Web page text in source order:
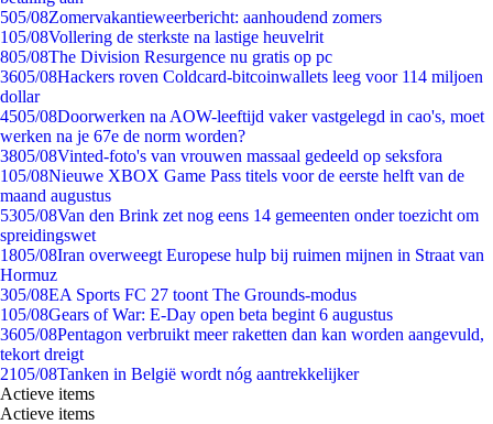
505/08Zomervakantieweerbericht: aanhoudend zomers
105/08Vollering de sterkste na lastige heuvelrit
805/08The Division Resurgence nu gratis op pc
3605/08Hackers roven Coldcard-bitcoinwallets leeg voor 114 miljoen
dollar
4505/08Doorwerken na AOW-leeftijd vaker vastgelegd in cao's, moet
werken na je 67e de norm worden?
3805/08Vinted-foto's van vrouwen massaal gedeeld op seksfora
105/08Nieuwe XBOX Game Pass titels voor de eerste helft van de
maand augustus
5305/08Van den Brink zet nog eens 14 gemeenten onder toezicht om
spreidingswet
1805/08Iran overweegt Europese hulp bij ruimen mijnen in Straat van
Hormuz
305/08EA Sports FC 27 toont The Grounds-modus
105/08Gears of War: E-Day open beta begint 6 augustus
3605/08Pentagon verbruikt meer raketten dan kan worden aangevuld,
tekort dreigt
2105/08Tanken in België wordt nóg aantrekkelijker
Actieve items
Actieve items